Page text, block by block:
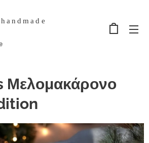
Μελομακάρονο